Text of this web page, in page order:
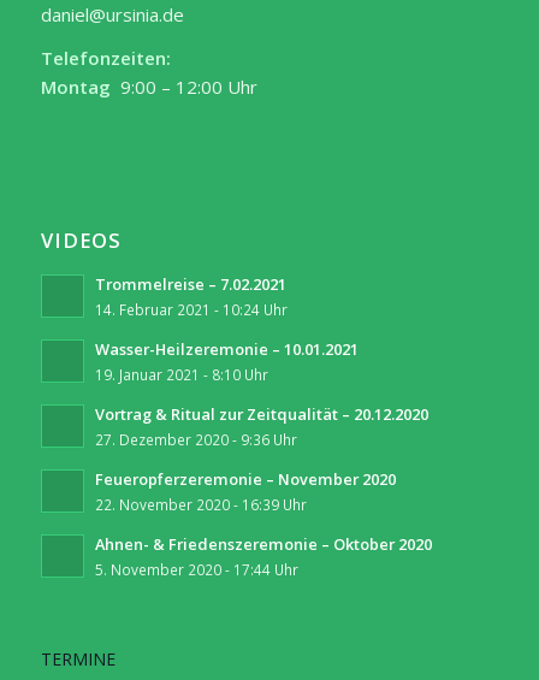
daniel@ursinia.de
Telefonzeiten:
Montag 9:00 – 12:00 Uhr
VIDEOS
Trommelreise – 7.02.2021
14. Februar 2021 - 10:24 Uhr
Wasser-Heilzeremonie – 10.01.2021
19. Januar 2021 - 8:10 Uhr
Vortrag & Ritual zur Zeitqualität – 20.12.2020
27. Dezember 2020 - 9:36 Uhr
Feueropferzeremonie – November 2020
22. November 2020 - 16:39 Uhr
Ahnen- & Friedenszeremonie – Oktober 2020
5. November 2020 - 17:44 Uhr
TERMINE